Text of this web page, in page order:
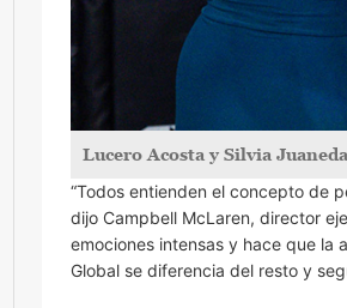
Lucero Acosta y Silvia
“Todos entienden el concepto de
dijo Campbell McLaren, director
emociones intensas y hace que la
Global se diferencia del resto y